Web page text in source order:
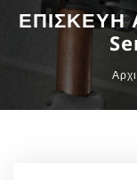
ΕΠΙΣΚΕΥΗ